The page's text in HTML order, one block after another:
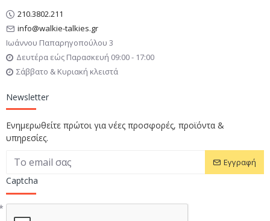
210.3802.211
info@walkie-talkies.gr
Ιωάννου Παπαρηγοπούλου 3
Δευτέρα εώς Παρασκευή 09:00 - 17:00
Σάββατο & Κυριακή κλειστά
Newsletter
Ενημερωθείτε πρώτοι για νέες προσφορές, προϊόντα &
υπηρεσίες.
Εγγραφή
Captcha